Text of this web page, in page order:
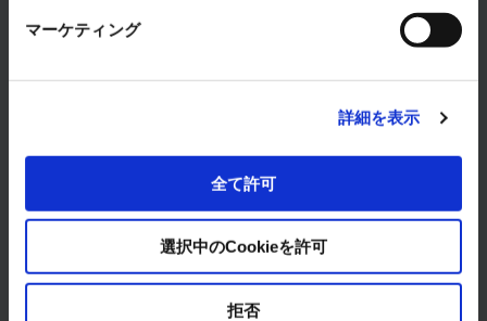
マーケティング
詳細を表示
全て許可
選択中のCookieを許可
拒否
導入事例